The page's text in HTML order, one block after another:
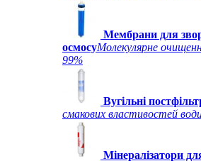
Мембрани для
осмосуМолекулярне
99%
Вугільні
смакових властивостей
Мінералізатори